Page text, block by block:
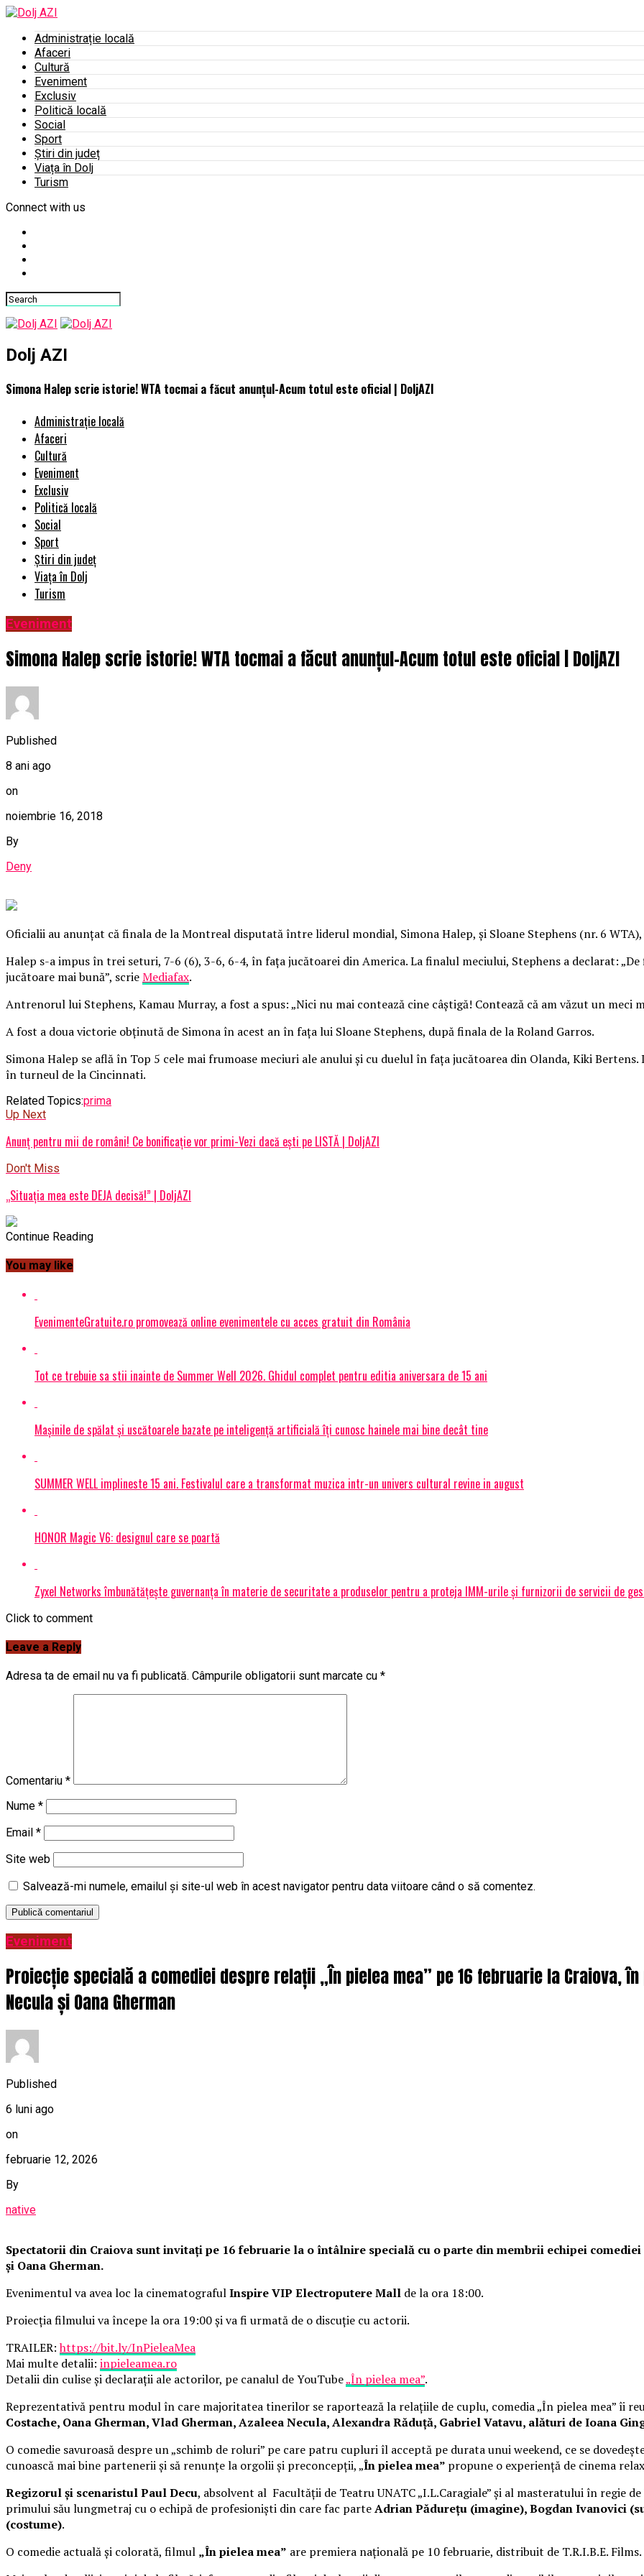
Administrație locală
Afaceri
Cultură
Eveniment
Exclusiv
Politică locală
Social
Sport
Știri din județ
Viața în Dolj
Turism
Connect with us
Dolj AZI
Simona Halep scrie istorie! WTA tocmai a făcut anunțul-Acum totul este oficial | DoljAZI
Administrație locală
Afaceri
Cultură
Eveniment
Exclusiv
Politică locală
Social
Sport
Știri din județ
Viața în Dolj
Turism
Eveniment
Simona Halep scrie istorie! WTA tocmai a făcut anunțul-Acum totul este oficial | DoljAZI
Published
8 ani ago
on
noiembrie 16, 2018
By
Deny
Oficialii au anunţat că finala de la Montreal disputată între liderul mondial, Simona Halep, şi Sloane Stephens (nr. 6
Halep s-a impus în trei seturi, 7-6 (6), 3-6, 6-4, în faţa jucătoarei din America. La finalul meciului, Stephens a declarat:
jucătoare mai bună”, scrieMediafax.
Antrenorul lui Stephens, Kamau Murray, a fost a spus: „Nici nu mai contează cine câştigă! Contează că am văzut un meci
A fost a doua victorie obţinută de Simona în acest an în faţa lui Sloane Stephens, după finala de la Roland Garros.
Simona Halep se află în Top 5 cele mai frumoase meciuri ale anului şi cu duelul în faţa jucătoarea din Olanda, Kiki
în turneul de la Cincinnati.
Related Topics:prima
Up Next
Anunț pentru mii de români! Ce bonificație vor primi-Vezi dacă ești pe LISTĂ | DoljAZI
Don't Miss
„Situaţia mea este DEJA decisă!” | DoljAZI
Continue Reading
You may like
EvenimenteGratuite.ro promovează online evenimentele cu acces gratuit din România
Tot ce trebuie sa stii inainte de Summer Well 2026. Ghidul complet pentru editia aniversara de 15 ani
Mașinile de spălat și uscătoarele bazate pe inteligență artificială îți cunosc hainele mai bine decât tine
SUMMER WELL implineste 15 ani. Festivalul care a transformat muzica intr-un univers cultural revine in august
HONOR Magic V6: designul care se poartă
Zyxel Networks îmbunătățește guvernanța în materie de securitate a produselor pentru a proteja IMM-urile și furnizorii de servicii de
Click to comment
Leave a Reply
Adresa ta de email nu va fi publicată. Câmpurile obligatorii sunt marcate cu *
Comentariu *
Nume *
Email *
Site web
Salvează-mi numele, emailul și site-ul web în acest navigator pentru data viitoare când o să comentez.
Eveniment
Proiecție specială a comediei despre relații „În pielea mea” pe 16 februarie la Craiova,
Necula și Oana Gherman
Published
6 luni ago
on
februarie 12, 2026
By
native
Spectatorii din Craiova sunt invitați pe 16 februarie la o întâlnire specială cu o parte din membrii echipei
și Oana Gherman.
Evenimentul va avea loc la cinematografulInspire VIP Electroputere Mall de la ora 18:00.
Proiecția filmului va începe la ora 19:00 și va fi urmată de o discuție cu actorii.
TRAILER:https://bit.ly/InPieleaMea
Mai multe detalii: inpieleamea.ro
Detalii din culise și declarații ale actorilor, pe canalul de YouTube„În pielea mea”.
Reprezentativă pentru modul în care majoritatea tinerilor se raportează la relațiile de cuplu, comedia „În pielea mea” îi
Costache, Oana Gherman, Vlad Gherman, Azaleea Necula, Alexandra Răduță, Gabriel Vatavu, alături de Ioana
O comedie savuroasă despre un „schimb de roluri” pe care patru cupluri îl acceptă pe durata unui weekend, ce se
cunoască mai bine partenerii și să renunțe la orgolii și preconcepții, „În pielea mea” propune o experiență de cinema
Regizorul și scenaristul Paul Decu, absolvent al Facultății de Teatru UNATC „I.L.Caragiale” și al masteratului în regie
primului său lungmetraj cu o echipă de profesioniști din care fac parteAdrian Pădurețu (imagine), Bogdan Ivanovici
(costume).
O comedie actuală și colorată, filmul „În pielea mea” are premiera națională pe 10 februarie, distribuit de T.R.I.B.E. Films.